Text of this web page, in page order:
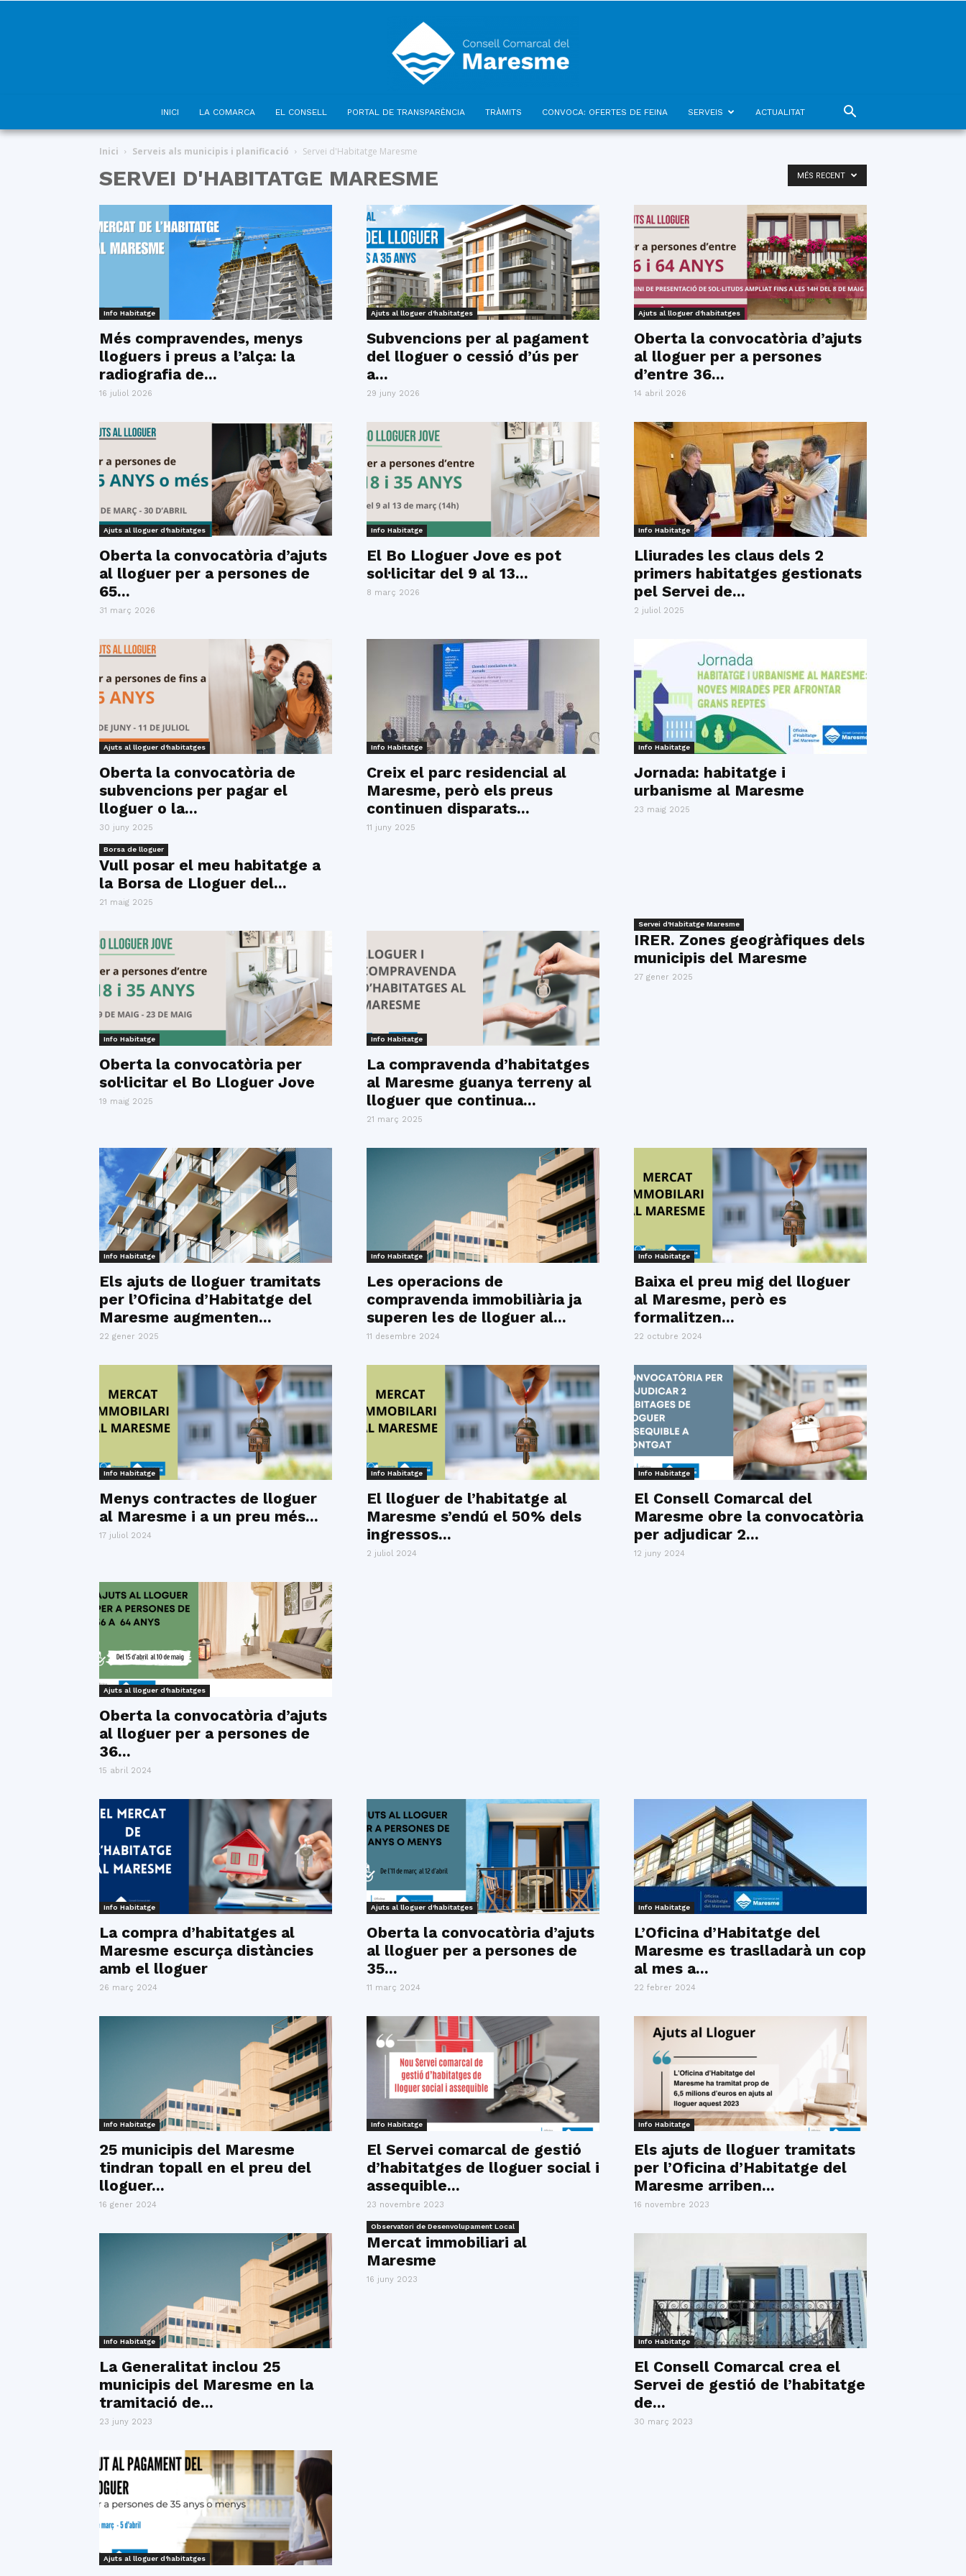
Comarcal
Maresme
INICI LA COMARCA EL CONSELL PORTAL DE TRANSPARÈNCIA TRÀMITS CONVOCA: OFERTES DE FEINA SERVEIS ACTUALITAT
Inici Serveis als municipis i planificació Servei d'Habitatge Maresme
SERVEI D'HABITATGE MARESME MÉS RECENT
Info Habitatge
Més compravendes, menys
lloguers i preus a l’alça: la
radiografia de...
16 juliol 2026
Ajuts al lloguer d'habitatges
Subvencions per al pagament
del lloguer o cessió d’ús per
a...
29 juny 2026
Ajuts al lloguer d'habitatges
Oberta la convocatòria d’ajuts
al lloguer per a persones
d’entre 36...
14 abril 2026
Ajuts al lloguer d'habitatges
Oberta la convocatòria d’ajuts
al lloguer per a persones de
65...
31 març 2026
Info Habitatge
El Bo Lloguer Jove es pot
sol·licitar del 9 al 13...
8 març 2026
Info Habitatge
Lliurades les claus dels 2
primers habitatges gestionats
pel Servei de...
2 juliol 2025
Ajuts al lloguer d'habitatges
Oberta la convocatòria de
subvencions per pagar el
lloguer o la...
30 juny 2025
Info Habitatge
Creix el parc residencial al
Maresme, però els preus
continuen disparats...
11 juny 2025
Info Habitatge
Jornada: habitatge i
urbanisme al Maresme
23 maig 2025
Borsa de lloguer
Vull posar el meu habitatge a
la Borsa de Lloguer del...
21 maig 2025
Info Habitatge
Oberta la convocatòria per
sol·licitar el Bo Lloguer Jove
19 maig 2025
Info Habitatge
La compravenda d’habitatges
al Maresme guanya terreny al
lloguer que continua...
21 març 2025
Servei d'Habitatge Maresme
IRER. Zones geogràfiques dels
municipis del Maresme
27 gener 2025
Info Habitatge
Els ajuts de lloguer tramitats
per l’Oficina d’Habitatge del
Maresme augmenten...
22 gener 2025
Info Habitatge
Les operacions de
compravenda immobiliària ja
superen les de lloguer al...
11 desembre 2024
Info Habitatge
Baixa el preu mig del lloguer
al Maresme, però es
formalitzen...
22 octubre 2024
Info Habitatge
Menys contractes de lloguer
al Maresme i a un preu més...
17 juliol 2024
Info Habitatge
El lloguer de l’habitatge al
Maresme s’endú el 50% dels
ingressos...
2 juliol 2024
Info Habitatge
El Consell Comarcal del
Maresme obre la convocatòria
per adjudicar 2...
12 juny 2024
Ajuts al lloguer d'habitatges
Oberta la convocatòria d’ajuts
al lloguer per a persones de
36...
15 abril 2024
Info Habitatge
La compra d’habitatges al
Maresme escurça distàncies
amb el lloguer
26 març 2024
Ajuts al lloguer d'habitatges
Oberta la convocatòria d’ajuts
al lloguer per a persones de
35...
11 març 2024
Info Habitatge
L’Oficina d’Habitatge del
Maresme es traslladarà un cop
al mes a...
22 febrer 2024
Info Habitatge
25 municipis del Maresme
tindran topall en el preu del
lloguer...
16 gener 2024
Info Habitatge
El Servei comarcal de gestió
d’habitatges de lloguer social i
assequible...
23 novembre 2023
Info Habitatge
Els ajuts de lloguer tramitats
per l’Oficina d’Habitatge del
Maresme arriben...
16 novembre 2023
Info Habitatge
La Generalitat inclou 25
municipis del Maresme en la
tramitació de...
23 juny 2023
Observatori de Desenvolupament Local
Mercat immobiliari al
Maresme
16 juny 2023
Info Habitatge
El Consell Comarcal crea el
Servei de gestió de l’habitatge
de...
30 març 2023
Ajuts al lloguer d'habitatges